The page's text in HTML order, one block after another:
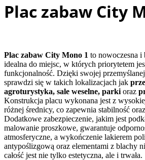
Plac zabaw City
Plac zabaw City Mono 1 to nowoczesna i
idealna do miejsc, w których priorytetem
funkcjonalność. Dzięki swojej
sprawdzi się w takich lokalizacjach jak
agroturystyka, sale weselne, parki oraz
Konstrukcja placu wykonana jest z
różnej średnicy, co zapewnia stabilność
Dodatkowe zabezpieczenie, jakim jest
malowanie proszkowe, gwarantuje
atmosferyczne, a wykończenie lakierem
antypoślizgową oraz elementami z blachy
całość jest nie tylko estetyczna, ale i trwała.